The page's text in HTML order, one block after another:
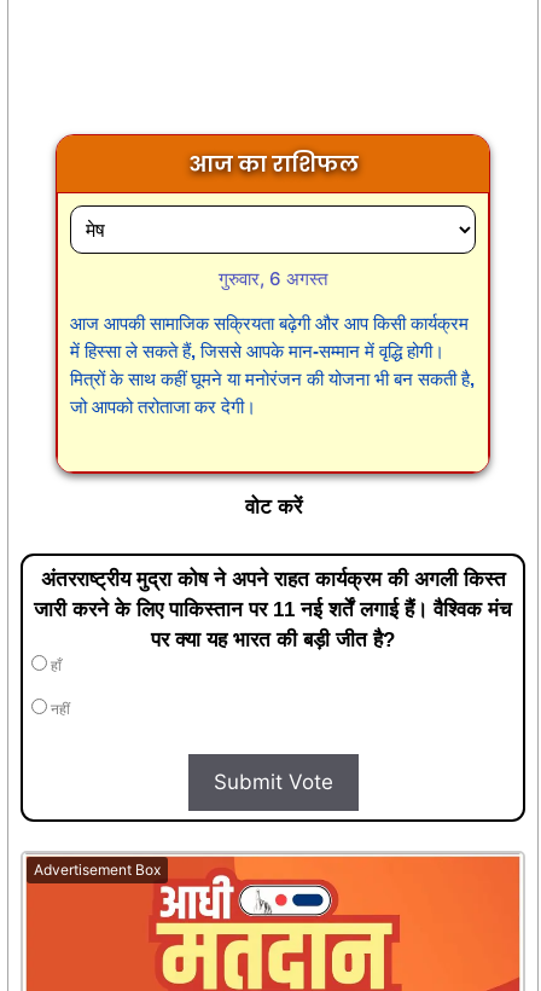
आज का राशिफल
गुरुवार, 6 अगस्त
आज आपकी सामाजिक सक्रियता बढ़ेगी और आप किसी कार्यक्रम
में हिस्सा ले सकते हैं, जिससे आपके मान-सम्मान में वृद्धि होगी।
मित्रों के साथ कहीं घूमने या मनोरंजन की योजना भी बन सकती है,
जो आपको तरोताजा कर देगी।
वोट करें
अंतरराष्ट्रीय मुद्रा कोष ने अपने राहत कार्यक्रम की अगली किस्त
जारी करने के लिए पाकिस्तान पर 11 नई शर्तें लगाई हैं। वैश्विक मंच
पर क्या यह भारत की बड़ी जीत है?
हाँ
नहीं
Submit Vote
Advertisement Box